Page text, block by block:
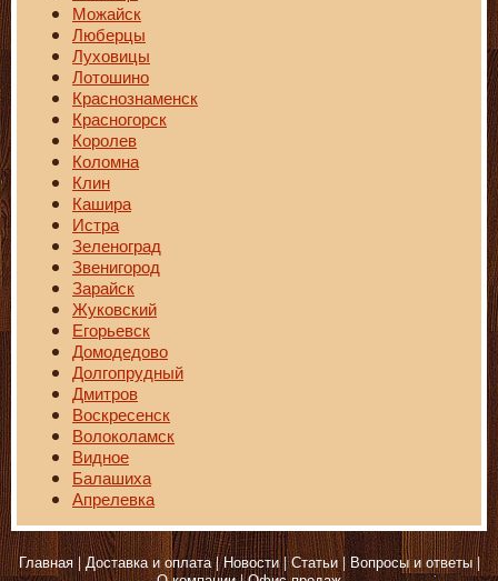
Можайск
Люберцы
Луховицы
Лотошино
Краснознаменск
Красногорск
Королев
Коломна
Клин
Кашира
Истра
Зеленоград
Звенигород
Зарайск
Жуковский
Егорьевск
Домодедово
Долгопрудный
Дмитров
Воскресенск
Волоколамск
Видное
Балашиха
Апрелевка
Главная Доставка и оплата Новости Статьи
Вопросы и ответы